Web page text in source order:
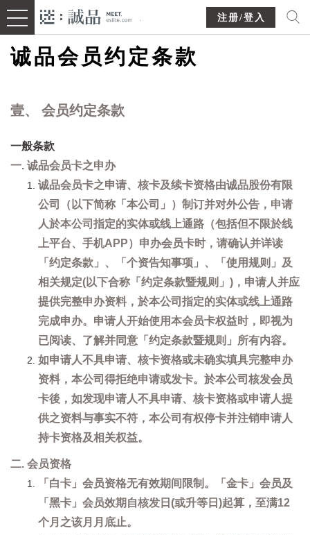
注册/登入
诚品会员约定条款
壹、 会员约定条款
一般条款
一. 诚品会员卡之申办
诚品会员卡之申请、核卡及续卡资格由诚品股份有限
公司（以下简称「本公司」）制订并对外公告，申请
人於本公司指定的实体或线上通路（包括但不限於线
上平台、手机APP）申办会员卡时，请确认并详读
「约定条款」、「个资告知事项」、「使用规则」及
相关规定(以下合称「约定条款暨规则」)，申请人并应
提供完整申办资料，於本公司指定的实体或线上通路
完成申办。申请人开始使用本会员卡权益时，即视为
已阅读、了解并同意「约定条款暨规则」所有内容。
如申请人不具申请、核卡资格或未确实填具完整申办
资料，本公司得拒绝申请或发卡。於本公司核发会员
卡後，如发现申请人不具申请、核卡资格或申请人提
供之资料与事实不符，本公司有权停卡并注销申请人
持卡资格及相关权益。
二. 会员资格
「白卡」会员资格无有效期间限制。「金卡」会员及
「黑卡」会员效期自核发日(或升等日)起算，至满12
个月之该月月底止。